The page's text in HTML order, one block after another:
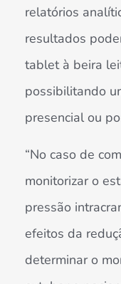
relatórios
resultados
tablet à beira
possibilitando
presencial ou
“No caso de
monitorizar o
pressão
efeitos da
determinar o